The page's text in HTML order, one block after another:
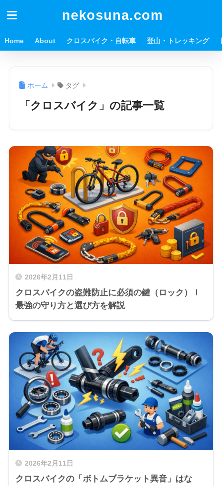
nekosuna.com
Home About クロスバイク・自転車 登山・トレッキング
ホーム タグ
「クロスバイク」の記事一覧
2026年2月11日
クロスバイクの盗難防止に必須の鍵（ロック）！
最強の守り方と選び方を解説
2026年2月11日
クロスバイクの「ボトムブラケット異音」はな